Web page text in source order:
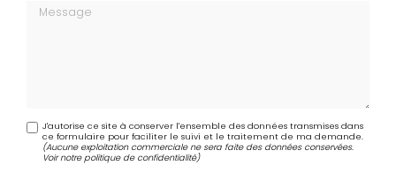
Message
J'autorise ce site à conserver l'ensemble des données transmises dans
ce formulaire pour faciliter le suivi et le traitement de ma demande.
(Aucune exploitation commerciale ne sera faite des données conservées.
Voir notrepolitique de confidentialité)